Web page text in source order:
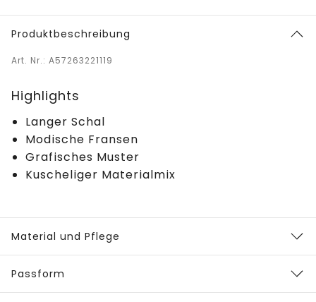
Produktbeschreibung
Art. Nr.: A57263221119
Highlights
Langer Schal
Modische Fransen
Grafisches Muster
Kuscheliger Materialmix
Material und Pflege
Passform